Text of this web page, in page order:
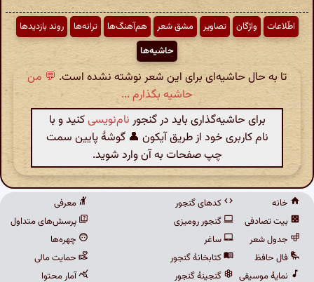
اطّلاعات واژگان تصاویر مشق شعر هم‌آهنگ‌ها ترانه‌ها
روند بازدیدها
حاشیه‌ها
تا به حال حاشیه‌ای برای این شعر نوشته نشده است. 💬 من
حاشیه بگذارم ...
برای حاشیه‌گذاری باید در گنجور نام‌نویسیکنید و با
نام کاربری خود از طریق آیکون 👤 گوشهٔ پایین سمت
چپ صفحات به آن وارد شوید.
خانه
بیت تصادفی
جدول شعر
فال حافظ
نمایهٔ موسیقی
کدهای گنجور
گنجور رومیزی
ساغر
کتابخانهٔ گنجور
گنجینهٔ گنجور
معرفی
پرسش‌های متداول
چهره‌ها
حمایت مالی
آمار محتوا